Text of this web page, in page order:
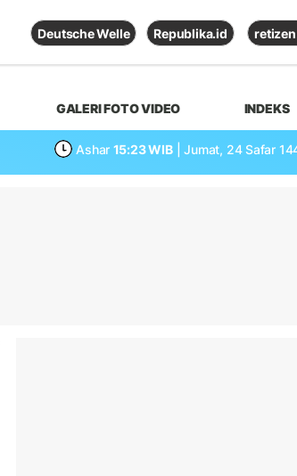
Deutsche Welle Republika.id
GALERI FOTO VIDEO INDEKS
Ashar 15:23 WIB | Jumat, 24 Safar